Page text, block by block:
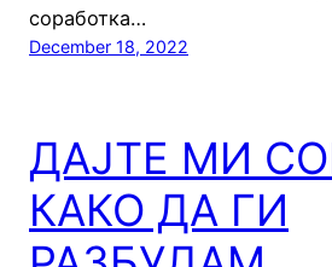
соработка…
December 18, 2022
ДАЈТЕ МИ
КАКО ДА ГИ